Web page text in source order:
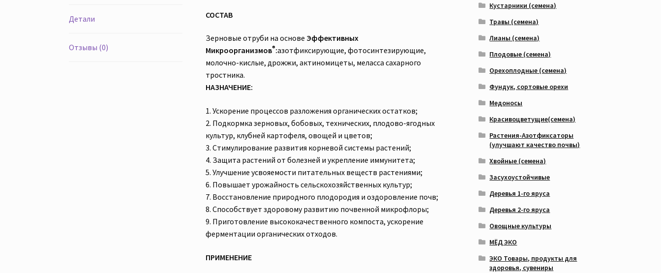
Детали
Отзывы (0)
СОСТАВ
Зерновые отруби на основе Эффективных
Микроорганизмов®:азотфиксирующие, фотосинтезирующие,
молочно-кислые, дрожжи, актиномицеты, меласса сахарного
тростника.
НАЗНАЧЕНИЕ:
1. Ускорение процессов разложения органических остатков;
2. Подкормка зерновых, бобовых, технических, плодово-ягодных
культур, клубней картофеля, овощей и цветов;
3. Стимулирование развития корневой системы растений;
4. Защита растений от болезней и укрепление иммунитета;
5. Улучшение усвояемости питательных веществ растениями;
6. Повышает урожайность сельскохозяйственных культур;
7. Восстановление природного плодородия и оздоровление почв;
8. Способствует здоровому развитию почвенной микрофлоры;
9. Приготовление высококачественного компоста, ускорение
ферментации органических отходов.
ПРИМЕНЕНИЕ
Кустарники (семена)
Травы (семена)
Лианы (семена)
Плодовые (семена)
Орехоплодные (семена)
Фундук, сортовые орехи
Медоносы
Красивоцветущие(семена)
Растения-Азотфиксаторы
(улучшают качество почвы)
Хвойные (семена)
Засухоустойчивые
Деревья 1-го яруса
Деревья 2-го яруса
Овощные культуры
МЁД ЭКО
ЭКО Товары, продукты для
здоровья, сувениры